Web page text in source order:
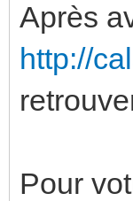
Après
http://
Pour